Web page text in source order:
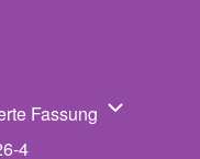
Fassung
4